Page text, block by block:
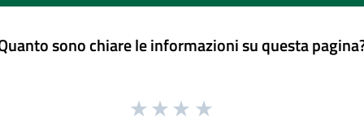
sono chiare le informazioni su questa